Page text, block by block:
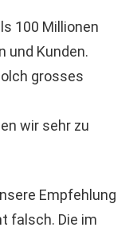
100 Millionen
und Kunden.
grosses
wir sehr zu
Empfehlung
falsch. Die im